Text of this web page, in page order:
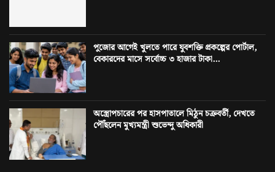
পুজোর আগেই খুলতে পারে যুবশক্তি প্রকল্পের পোর্টাল,
বেকারদের মাসে সর্বোচ্চ ৩ হাজার টাকা...
অস্ত্রোপচারের পর হাসপাতালে মিঠুন চক্রবর্তী, দেখতে
পৌঁছলেন মুখ্যমন্ত্রী শুভেন্দু অধিকারী